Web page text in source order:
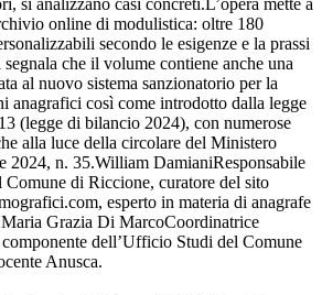
si analizzano casi concreti.L’opera mette a
online di modulistica: oltre 180
secondo le esigenze e la prassi
che il volume contiene anche una
al nuovo sistema sanzionatorio per la
anagrafici così come introdotto dalla legge
(legge di bilancio 2024), con numerose
alla luce della circolare del Ministero
2024, n. 35.William DamianiResponsabile
di Riccione, curatore del sito
esperto in materia di anagrafe
Grazia Di MarcoCoordinatrice
componente dell’Ufficio Studi del Comune
Anusca.